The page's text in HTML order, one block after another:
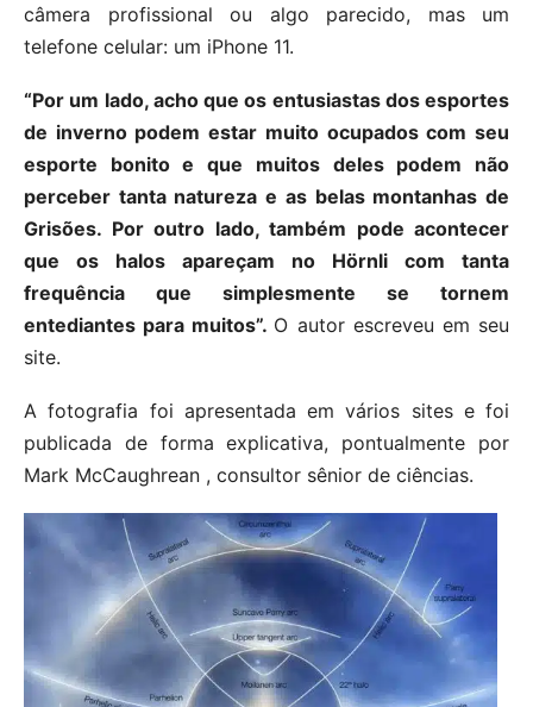
câmera profissional ou algo parecido, mas um
telefone celular: um iPhone 11.
“Por um lado, acho que os entusiastas dos esportes
de inverno podem estar muito ocupados com seu
esporte bonito e que muitos deles podem não
perceber tanta natureza e as belas montanhas de
Grisões. Por outro lado, também pode acontecer
que os halos apareçam no Hörnli com tanta
frequência que simplesmente se tornem
entediantes para muitos”. O autor escreveu em seu
site.
A fotografia foi apresentada em vários sites e foi
publicada de forma explicativa, pontualmente por
Mark McCaughrean , consultor sênior de ciências.